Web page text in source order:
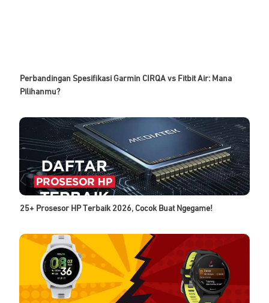
Perbandingan Spesifikasi Garmin CIRQA vs Fitbit Air: Mana
Pilihanmu?
25+ Prosesor HP Terbaik 2026, Cocok Buat Ngegame!